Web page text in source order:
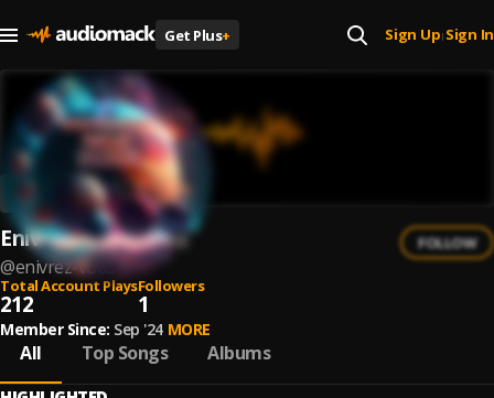
Get Plus+ Sign Up| Sign In
Enivrèz Vous
@enivrez-vous
FOLLOW
Total Account Plays
212
Followers
1
Member Since: Sep '24 MORE
All Top Songs Albums